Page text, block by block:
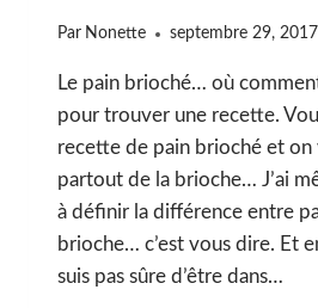
Par Nonette septembre 29, 2017
Le pain brioché… où
pour trouver une recette.
recette de pain brioché et on
partout de la brioche… J’ai
à définir la différence entre
brioche… c’est vous dire. Et
suis pas sûre d’être dans…